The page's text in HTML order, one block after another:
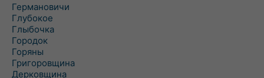
Германовичи
Глубокое
Глыбочка
Городок
Горяны
Григоровщина
Дерковщина